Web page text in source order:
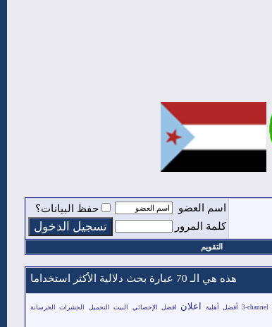
اسم العضو
حفظ البيانات؟
كلمة المرور
التقويم
هذه هي الـ 70 عبارة بحث دلالية الأكثر استخداما
3-channel أفضل أهلية اعلان افضل الإحصائي البيت التحميل الحشرات الخرسانة